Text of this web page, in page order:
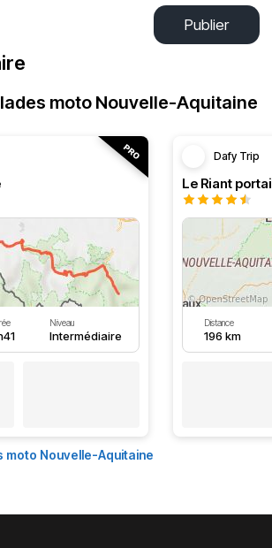
Publier
moto Nouvelle-Aquitaine
Niveau
Intermédiaire
Dafy Trip
Le Riant
Distance
196 km
moto Nouvelle-Aquitaine